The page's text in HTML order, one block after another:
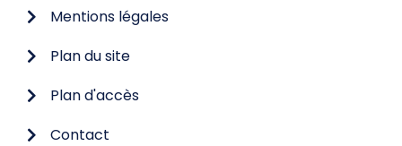
Mentions légales
Plan du site
Plan d'accès
Contact